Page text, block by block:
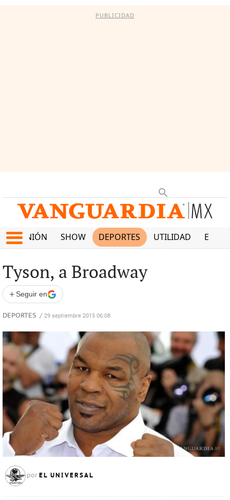
PUBLICIDAD
OPINIÓN SHOW DEPORTES UTILIDAD
Tyson, a Broadway
+ Seguir en
DEPORTES / 29 septiembre 2015 06:08
por EL UNIVERSAL